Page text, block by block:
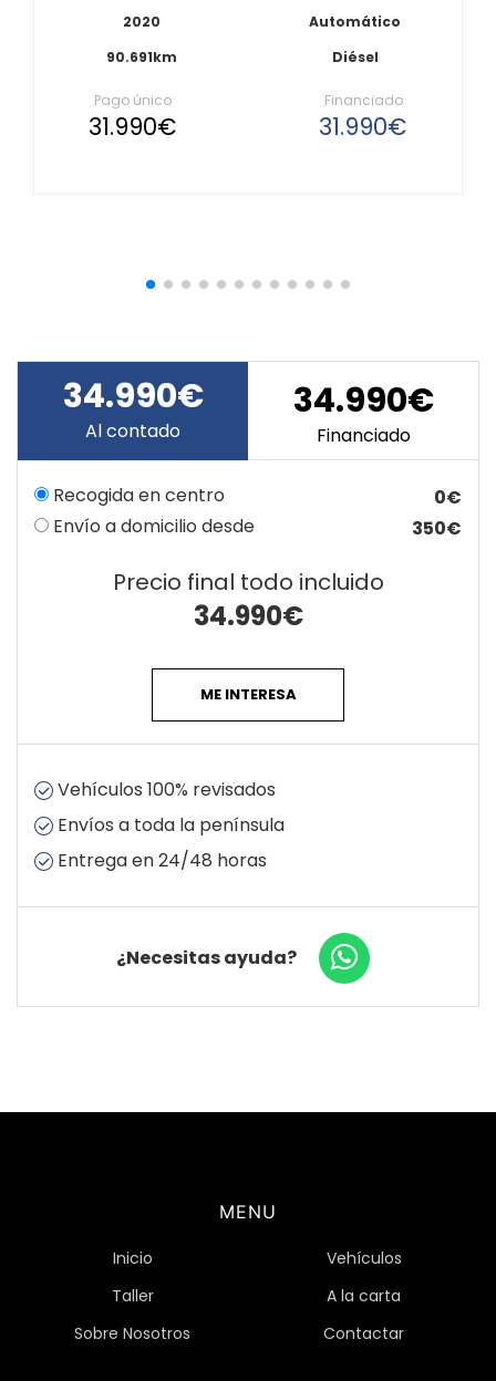
2020
90.691km
Automático
Diésel
Pago único
31.990€
Financiado
31.990€
34.990€
Al contado
34.990€
Financiado
Recogida en centro
0€
Envío a domicilio desde
350€
Precio final todo incluido
34.990€
ME INTERESA
Vehículos 100% revisados
Envíos a toda la península
Entrega en 24/48 horas
¿Necesitas ayuda?
MENU
Inicio
Vehículos
Taller
A la carta
Sobre Nosotros
Contactar